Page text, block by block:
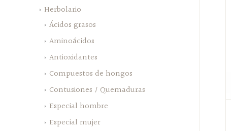
Herbolario
Ácidos grasos
Aminoácidos
Antioxidantes
Compuestos de hongos
Contusiones / Quemaduras
Especial hombre
Especial mujer